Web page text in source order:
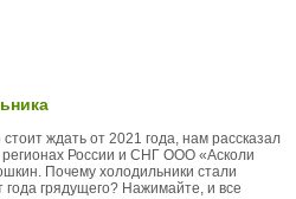
ждать от 2021 года, нам рассказал
России и СНГ ООО «Асколи
Почему холодильники стали
года грядущего? Нажимайте, и все